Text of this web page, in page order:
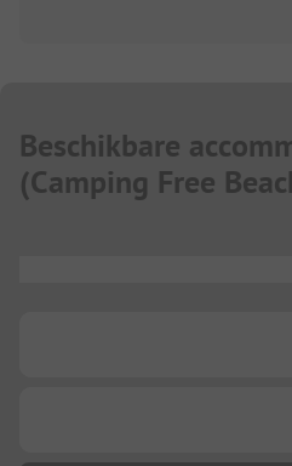
Beschikbare
(Camping Free